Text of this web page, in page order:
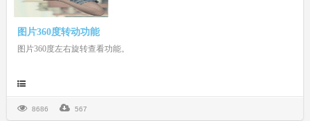
图片360度转动功能
图片360度左右旋转查看功能。
8686 567